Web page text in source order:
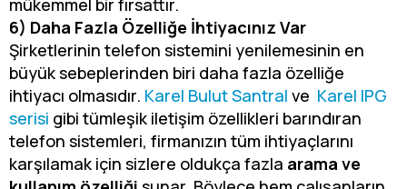
6) Daha Fazla Özelliğe İhtiyacınız Var
Şirketlerinin telefon sistemini yenilemesinin en
büyük sebeplerinden biri daha fazla özelliğe
ihtiyacı olmasıdır. Karel Bulut Santral ve Karel IPG
serisi gibi tümleşik iletişim özellikleri barındıran
telefon sistemleri, firmanızın tüm ihtiyaçlarını
karşılamak için sizlere oldukça fazla arama ve